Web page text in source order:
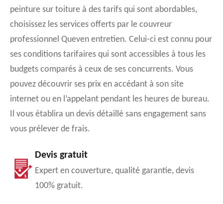
peinture sur toiture à des tarifs qui sont abordables,
choisissez les services offerts par le couvreur
professionnel Queven entretien. Celui-ci est connu pour
ses conditions tarifaires qui sont accessibles à tous les
budgets comparés à ceux de ses concurrents. Vous
pouvez découvrir ses prix en accédant à son site
internet ou en l’appelant pendant les heures de bureau.
Il vous établira un devis détaillé sans engagement sans
vous prélever de frais.
Devis gratuit
Expert en couverture, qualité garantie, devis
100% gratuit.